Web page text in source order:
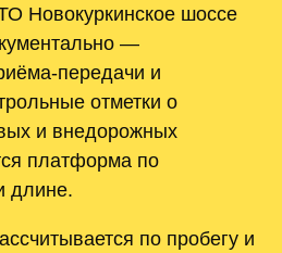
Новокуркинское шоссе
—
передачи и
отметки о
и внедорожных
платформа по
длине.
по пробегу и